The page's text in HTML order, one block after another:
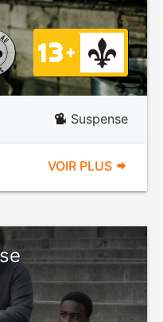
Suspense
VOIR PLUS